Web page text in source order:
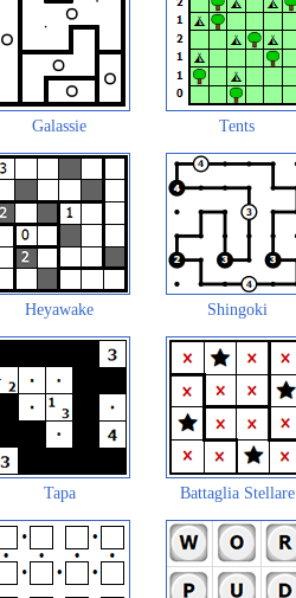
Galassie Tents
Heyawake Shingoki
Tapa Battaglia Stellare